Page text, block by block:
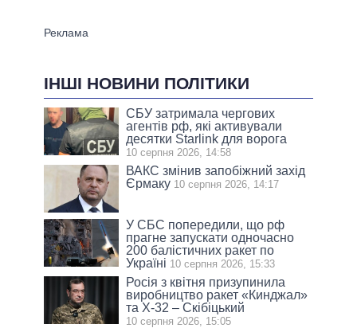
ІНШІ НОВИНИ ПОЛІТИКИ
СБУ затримала чергових
агентів рф, які активували
десятки Starlink для ворога
10 серпня 2026, 14:58
ВАКС змінив запобіжний захід
Єрмаку 10 серпня 2026, 14:17
У СБС попередили, що рф
прагне запускати одночасно
200 балістичних ракет по
Україні 10 серпня 2026, 15:33
Росія з квітня призупинила
виробництво ракет «Кинджал»
та Х-32 – Скібіцький
10 серпня 2026, 15:05